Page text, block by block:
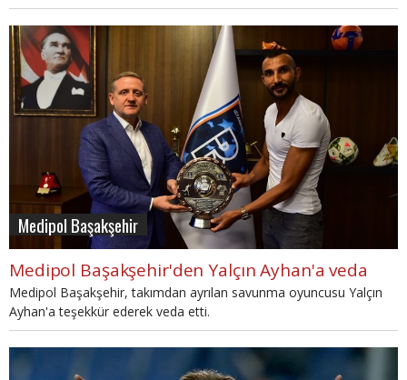
Medipol Başakşehir
Medipol Başakşehir'den Yalçın Ayhan'a veda
Medipol Başakşehir, takımdan ayrılan savunma oyuncusu Yalçın
Ayhan'a teşekkür ederek veda etti.